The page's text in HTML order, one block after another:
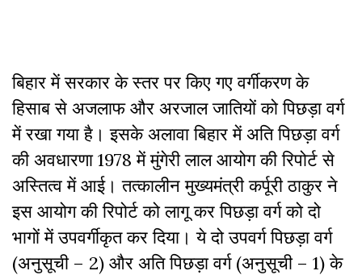
बिहार में सरकार के स्तर पर किए गए वर्गीकरण के
हिसाब से अजलाफ और अरजाल जातियों को पिछड़ा वर्ग
में रखा गया है। इसके अलावा बिहार में अति पिछड़ा वर्ग
की अवधारणा 1978 में मुंगेरी लाल आयोग की रिपोर्ट से
अस्तित्व में आई। तत्कालीन मुख्यमंत्री कर्पूरी ठाकुर ने
इस आयोग की रिपोर्ट को लागू कर पिछड़ा वर्ग को दो
भागों में उपवर्गीकृत कर दिया। ये दो उपवर्ग पिछड़ा वर्ग
(अनुसूची – 2) और अति पिछड़ा वर्ग (अनुसूची – 1) के